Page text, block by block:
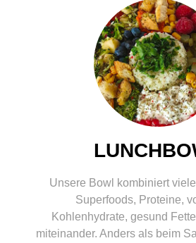
Unsere Bowl kombiniert
Superfoods, Proteine,
Kohlenhydrate, gesund
miteinander. Anders als beim